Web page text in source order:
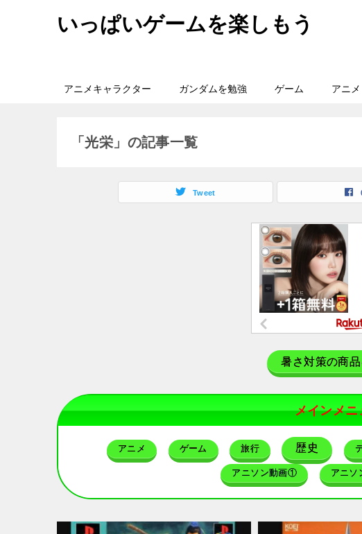
いっぱいゲームを楽しもう
アニメキャラクター ガンダムを勉強 ゲーム アニメ
「光栄」の記事一覧
Tweet
暑さ対策の商
メインメニ
アニメ ゲーム 旅行 歴史
アニソン動画① アニ